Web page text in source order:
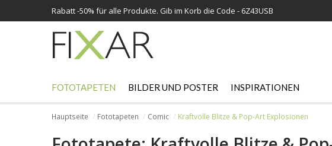
Rabatt -50% für alle Produkte. Gib im Korb die Code - 6Z43USB
FOTOTAPETEN BILDER UND POSTER INSPIRATIONEN
Hauptseite Fototapeten Comic Kraftvolle Blitze & Pop-Art Explosionen